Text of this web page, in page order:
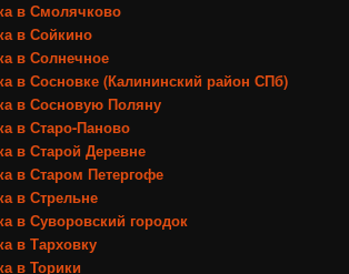
в Смолячково
в Сойкино
в Солнечное
в Сосновке (Калининский район СПб)
в Сосновую Поляну
в Старо-Паново
в Старой Деревне
в Старом Петергофе
в Стрельне
в Суворовский городок
в Тарховку
в Торики